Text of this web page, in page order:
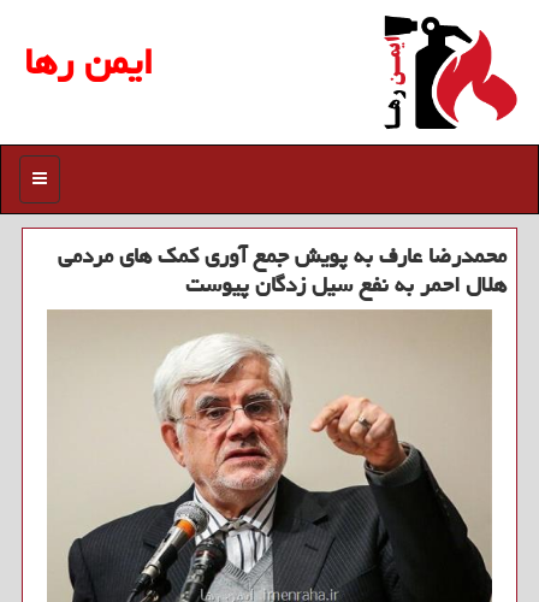
ایمن رها
منو
محمدرضا عارف به پویش جمع آوری كمك های مردمی
هلال احمر به نفع سیل زدگان پیوست